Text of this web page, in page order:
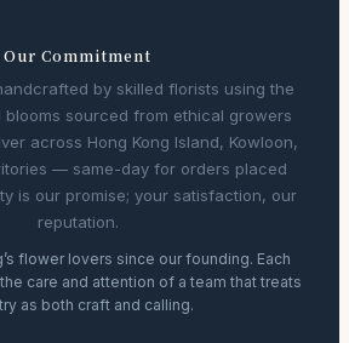
Our Commitment
by skilled florists using the
sourced from ethical growers
across Hong Kong Island, Kowloon,
— same-day for orders placed
is our promise; your satisfaction, our
reputation.
flower lovers since our founding. Each
care and attention of a team that treats
as both craft and calling.